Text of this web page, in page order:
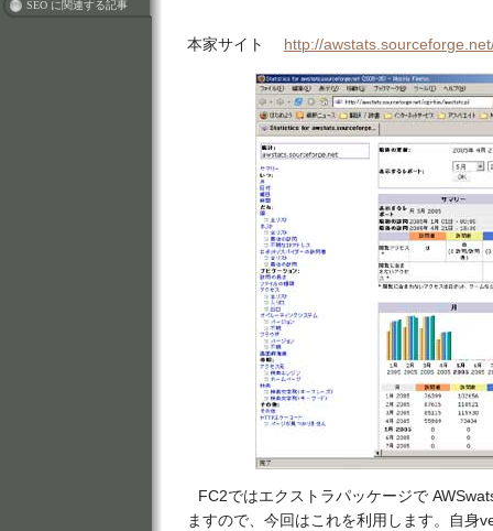
SEO に関連する記事
本家サイト http://
FC2ではエクストラパッケージで
ますので、今回はこれを利用します。自身